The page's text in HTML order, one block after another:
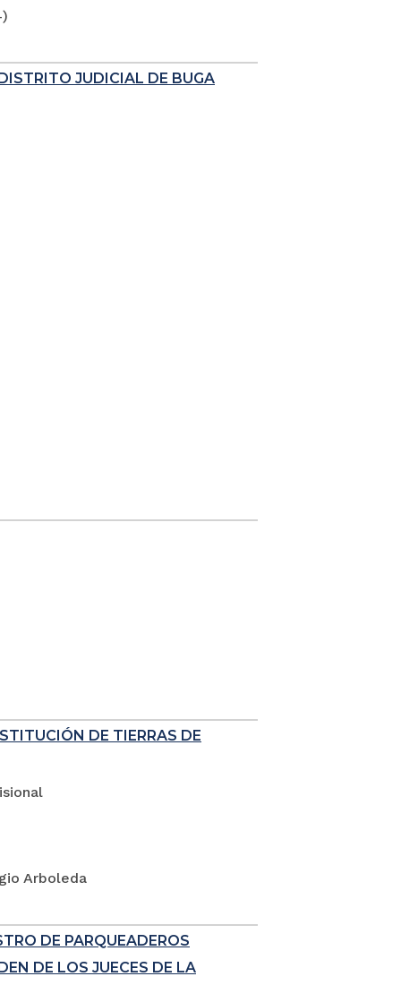
JUDICIAL DE BUGA
DE TIERRAS DE
Arboleda
DE PARQUEADEROS
DE LOS JUECES DE LA